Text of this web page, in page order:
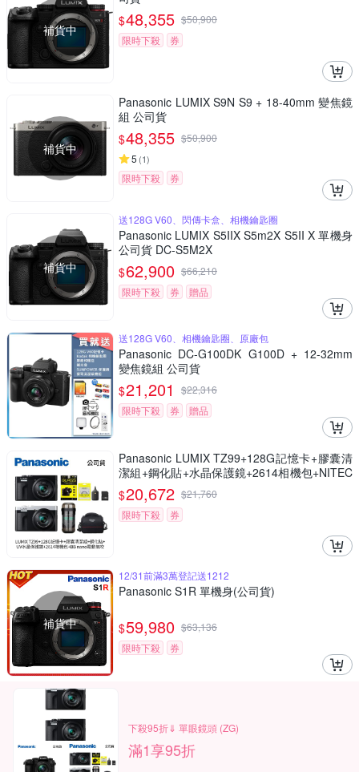
補貨中
$48,355 $50,900
限時下殺
券
補貨中
Panasonic LUMIX S9N S9 + 18-40mm 變焦鏡
組 公司貨
$48,355 $50,900
5 (1)
限時下殺 券
補貨中
送128G V60、閃傳卡盒、相機鑰匙圈
Panasonic LUMIX S5IIX S5m2X S5II X 單機身
公司貨 DC-S5M2X
$62,900 $66,210
限時下殺
券 贈品
送128G V60、相機鑰匙圈、原廠包
Panasonic DC-G100DK G100D + 12-32mm
變焦鏡組 公司貨
$21,201 $22,316
限時下殺
券 贈品
Panasonic LUMIX TZ99+128G記憶卡+膠囊清
潔組+鋼化貼+水晶保護鏡+2614相機包+NITEC
ORE BB nano 迷你電動氣吹(公司貨)
$20,672 $21,760
限時下殺
券
補貨中
12/31前滿3萬登記送1212
Panasonic S1R 單機身(公司貨)
$59,980 $63,136
限時下殺
券
下殺95折⇓ 單眼鏡頭 (ZG)
滿1享95折